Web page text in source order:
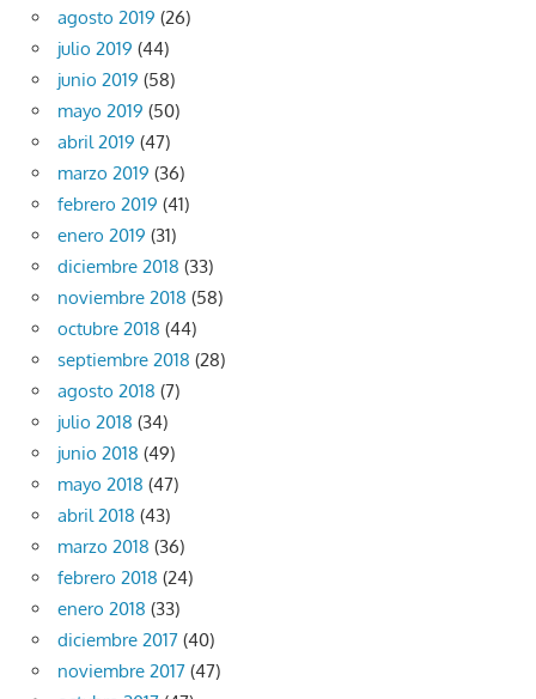
agosto 2019 (26)
julio 2019 (44)
junio 2019 (58)
mayo 2019 (50)
abril 2019 (47)
marzo 2019 (36)
febrero 2019 (41)
enero 2019 (31)
diciembre 2018 (33)
noviembre 2018 (58)
octubre 2018 (44)
septiembre 2018 (28)
agosto 2018 (7)
julio 2018 (34)
junio 2018 (49)
mayo 2018 (47)
abril 2018 (43)
marzo 2018 (36)
febrero 2018 (24)
enero 2018 (33)
diciembre 2017 (40)
noviembre 2017 (47)